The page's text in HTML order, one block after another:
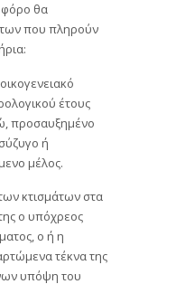
φόρο θα
που πληρούν
έτους
προσαυξημένο
ή
μέλος.
κτισμάτων στα
ο υπόχρεος
ο ή η
τέκνα της
υπόψη του